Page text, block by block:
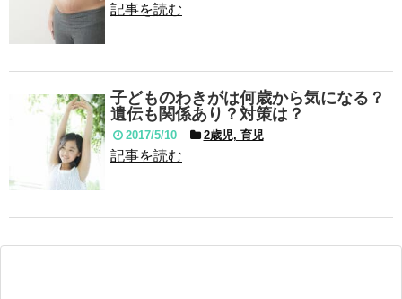
記事を読む
子どものわきがは何歳から気になる？
遺伝も関係あり？対策は？
2017/5/10 2歳児, 育児
記事を読む